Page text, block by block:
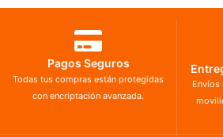
Pagos Seguros
Todas tus compras están protegidas
con encriptación avanzada.
Envíos